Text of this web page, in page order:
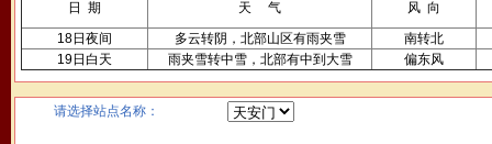
日 期 天 气
风 向
18日夜间
多云转阴，北部山区有雨夹雪
南转北
19日白天
雨夹雪转中雪，北部有中到大雪 偏东风
请选择站点名称：